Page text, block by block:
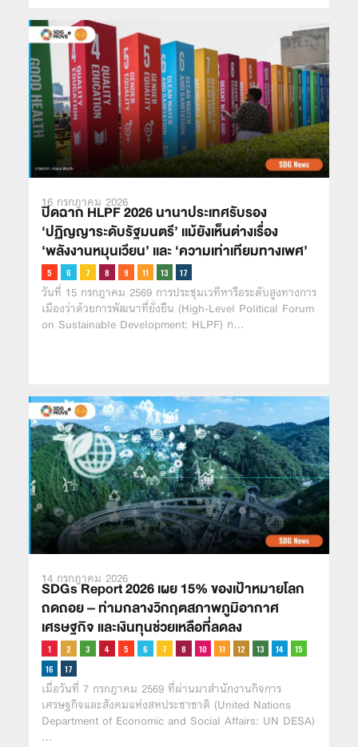
16 กรกฎาคม 2026
ปิดฉาก HLPF 2026 นานาประเทศรับรอง
‘ปฏิญญาระดับรัฐมนตรี’ เเม้ยังเห็นต่างเรื่อง
‘พลังงานหมุนเวียน’ เเละ ‘ความเท่าเทียมทางเพศ’
วันที่ 15 กรกฎาคม 2569 การประชุมเวทีหารือระดับสูงทางการ
เมืองว่าด้วยการพัฒนาที่ยั่งยืน (High-Level Political Forum
on Sustainable Development: HLPF) ก…
14 กรกฎาคม 2026
SDGs Report 2026 เผย 15% ของเป้าหมายโลก
ถดถอย – ท่ามกลางวิกฤตสภาพภูมิอากาศ
เศรษฐกิจ และเงินทุนช่วยเหลือที่ลดลง
เมื่อวันที่ 7 กรกฎาคม 2569 ที่ผ่านมาสำนักงานกิจการ
เศรษฐกิจและสังคมแห่งสหประชาชาติ (United Nations
Department of Economic and Social Affairs: UN DESA)
…